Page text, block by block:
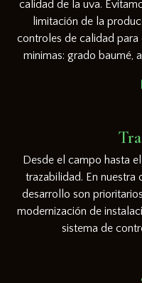
calidad de la uva.
limitación de la
controles de calidad para
minimas: grado baumé,
Desde el campo hasta
trazabilidad. En nuestra
desarrollo son
modernización de
sistema de